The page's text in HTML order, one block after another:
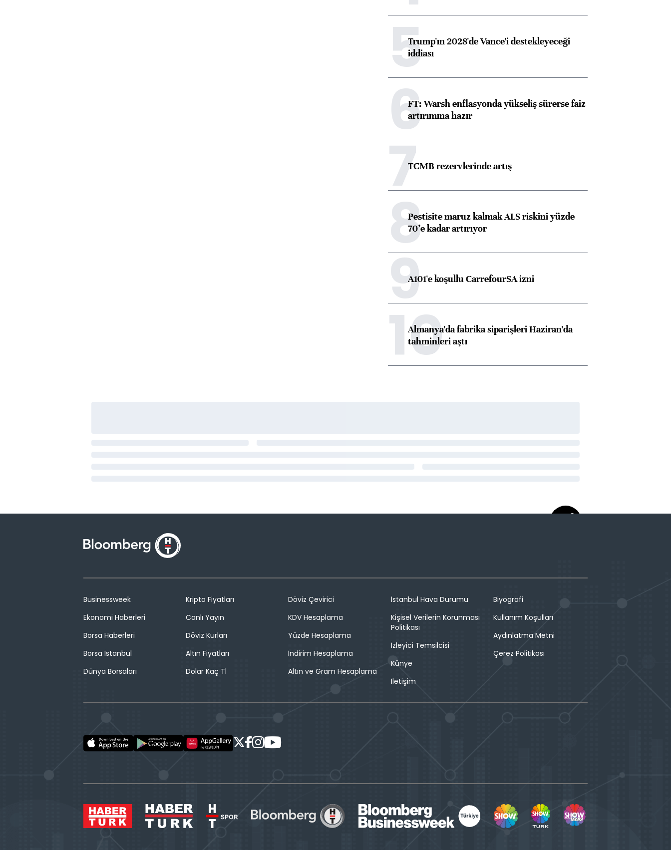
5Trump'ın 2028'de Vance'i destekleyeceği
iddiası
6FT: Warsh enflasyonda yükseliş sürerse faiz
artırımına hazır
7TCMB rezervlerinde artış
8Pestisite maruz kalmak ALS riskini yüzde
70’e kadar artırıyor
9A101'e koşullu CarrefourSA izni
10
Almanya'da fabrika siparişleri Haziran'da
tahminleri aştı
Businessweek
Ekonomi Haberleri
Borsa Haberleri
Borsa İstanbul
Dünya Borsaları
Kripto Fiyatları
Canlı Yayın
Döviz Kurları
Altın Fiyatları
Dolar Kaç Tl
Döviz Çevirici
KDV Hesaplama
Yüzde Hesaplama
İndirim Hesaplama
Altın ve Gram Hesaplama
İstanbul Hava Durumu
Kişisel Verilerin Korunması
Politikası
İzleyici Temsilcisi
Künye
İletişim
Biyografi
Kullanım Koşulları
Aydınlatma Metni
Çerez Politikası